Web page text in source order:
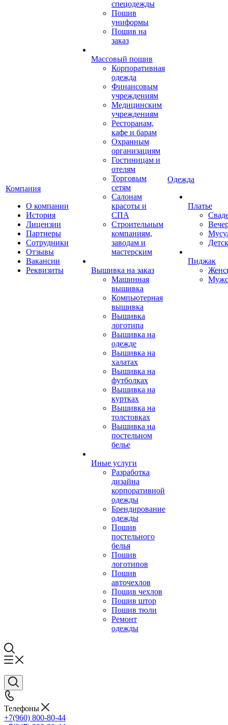
Компания
О компании
История
Лицензии
Партнеры
Сотрудники
Отзывы
Вакансии
Реквизиты
спецодежды
Пошив
униформы
Пошив на
заказ
Массовый пошив
Корпоративная
одежда
Финансовым
учреждениям
Медицинским
учреждениям
Ресторанам,
кафе и барам
Охранным
организациям
Гостиницам и
отелям
Торговым
сетям
Салонам
красоты и
СПА
Строительным
компаниям,
заводам и
мастерским
Вышивка на заказ
Машинная
вышивка
Компьютерная
вышивка
Вышивка
логотипа
Вышивка на
одежде
Вышивка на
халатах
Вышивка на
футболках
Вышивка на
куртках
Вышивка на
толстовках
Вышивка на
постельном
белье
Иные услуги
Разработка
дизайна
корпоративной
одежды
Брендирование
одежды
Пошив
постельного
белья
Пошив
логотипов
Пошив
авточехлов
Пошив чехлов
Пошив штор
Пошив тюли
Ремонт
одежды
Одежда
Платье
Пиджак
Телефоны
+7(960) 800-80-44